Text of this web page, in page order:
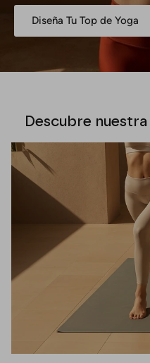
Diseña Tu Top de Yoga
Descubre